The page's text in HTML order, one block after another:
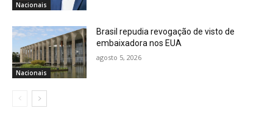
Nacionais
Nacionais
Brasil repudia revogação de visto de
embaixadora nos EUA
agosto 5, 2026